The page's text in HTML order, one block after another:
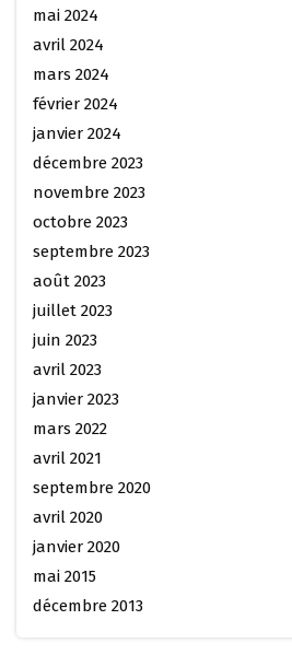
mai 2024
avril 2024
mars 2024
février 2024
janvier 2024
décembre 2023
novembre 2023
octobre 2023
septembre 2023
août 2023
juillet 2023
juin 2023
avril 2023
janvier 2023
mars 2022
avril 2021
septembre 2020
avril 2020
janvier 2020
mai 2015
décembre 2013